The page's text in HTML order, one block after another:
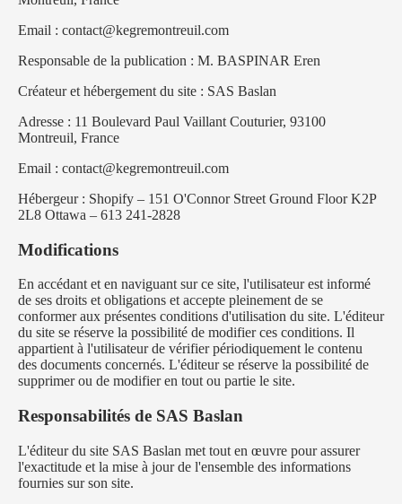
Email : contact@kegremontreuil.com
Responsable de la publication : M. BASPINAR Eren
Créateur et hébergement du site : SAS Baslan
Adresse : 11 Boulevard Paul Vaillant Couturier, 93100
Montreuil, France
Email : contact@kegremontreuil.com
Hébergeur : Shopify – 151 O'Connor Street Ground Floor K2P
2L8 Ottawa – 613 241-2828
Modifications
En accédant et en naviguant sur ce site, l'utilisateur est informé
de ses droits et obligations et accepte pleinement de se
conformer aux présentes conditions d'utilisation du site. L'éditeur
du site se réserve la possibilité de modifier ces conditions. Il
appartient à l'utilisateur de vérifier périodiquement le contenu
des documents concernés. L'éditeur se réserve la possibilité de
supprimer ou de modifier en tout ou partie le site.
Responsabilités de SAS Baslan
L'éditeur du site SAS Baslan met tout en œuvre pour assurer
l'exactitude et la mise à jour de l'ensemble des informations
fournies sur son site.